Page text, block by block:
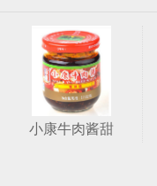
小康牛肉酱甜